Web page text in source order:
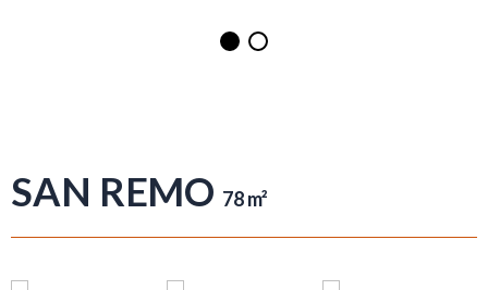
SAN REMO 78 m²